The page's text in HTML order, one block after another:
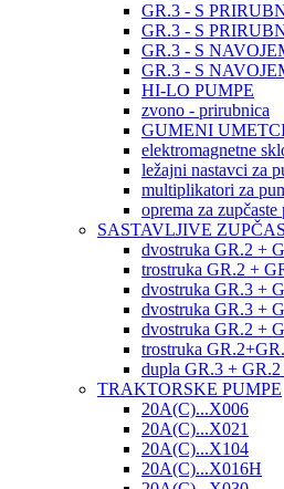
GR.3 - S
GR.3 - S
GR.3 - S
GR.3 - S
HI-LO PUMPE
zvono - prirubnica
GUMENI
elektromagnetne
ležajni nastavci za
multiplikatori za
oprema za zupčaste
SASTAVLJIVE
dvostruka GR.2 +
trostruka GR.2 +
dvostruka GR.3 +
dvostruka GR.3 +
dvostruka GR.2 +
trostruka
dupla GR.3 +
TRAKTORSKE PUMPE
20A(C)...X006
20A(C)...X021
20A(C)...X104
20A(C)...X016H